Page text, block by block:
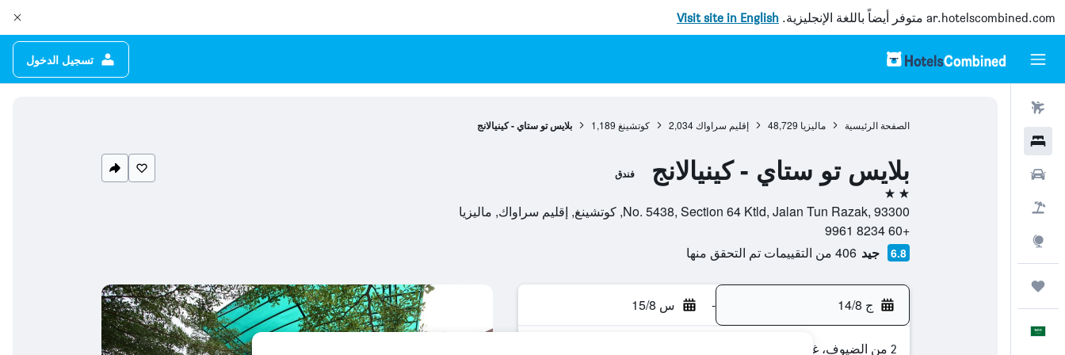
ar.hotelscombined.com متوفر أيضاً باللغة الإنجليزية. Visit site in English
تسجيل الدخول
الصفحة الرئيسية ماليزيا 48,729 إقليم سراواك 2,034 كوتشينغ 1,189 بلايس تو ستاي - كينيالانج
بلايس تو ستاي - كينيالانج فندق
2 نجمتين
No. 5438, Section 64 Ktld, Jalan Tun Razak, 93300, كوتشينغ, إقليم سراواك, ماليزيا
+60 8234 9961
6.8 جيد 406 من التقييمات تم التحقق منها
ج 14/8 - س 15/8
2 من الضيوف، غرفة واحدة